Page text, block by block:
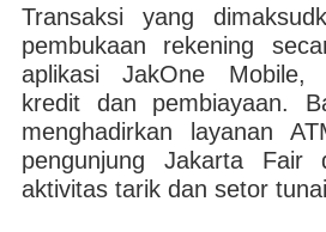
Transaksi yang
pembukaan rekening
aplikasi JakOne Mobile,
kredit dan pembiayaan.
menghadirkan layanan
pengunjung Jakarta Fair
aktivitas tarik dan setor